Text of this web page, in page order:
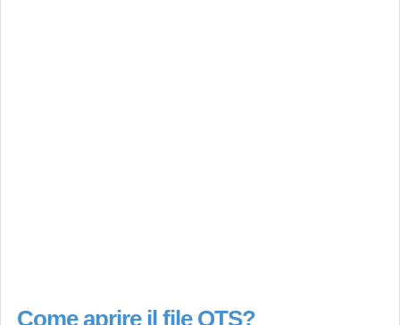
Come aprire il file QTS?